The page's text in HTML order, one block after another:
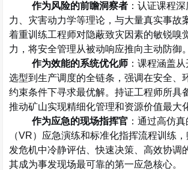
作为风险的前瞻洞察者：认证课程
力、灾害动力学等理论，与大量真实事故
着重训练工程师对隐蔽致灾因素的敏锐嗅
力，将安全管理从被动响应推向主动防御。
作为效能的系统优化师：课程涵盖
选型到生产调度的全链条，强调在安全、
约束条件下寻求最优解。持证工程师所具
推动矿山实现精细化管理和资源价值最大
作为应急的现场指挥官：通过高仿
（VR）应急演练和标准化指挥流程训练
发危机中冷静评估、快速决策、高效协调
其成为事发现场最可靠的第一应急核心。